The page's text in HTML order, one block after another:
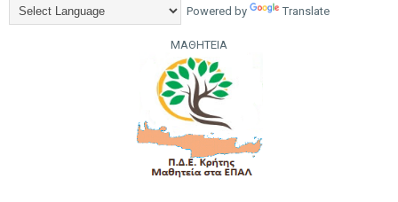
Powered by Translate
ΜΑΘΗΤΕΙΑ